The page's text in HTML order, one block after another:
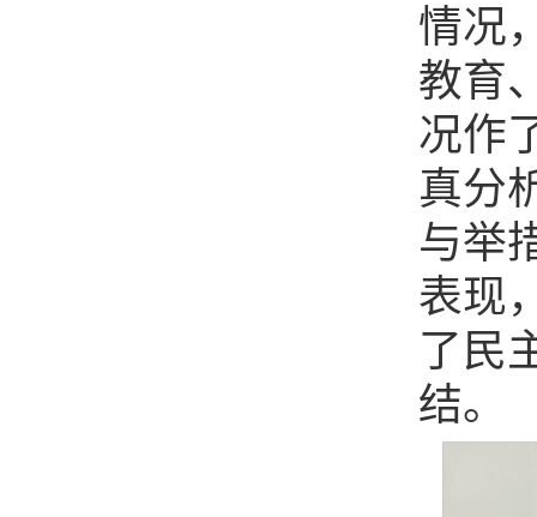
情况
教育
况作
真分
与举
表现
了民
结。